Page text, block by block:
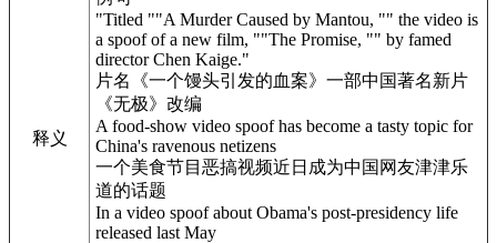
释义
"Titled ""A Murder Caused by Mantou, "" the video is
a spoof of a new film, ""The Promise, "" by famed
director Chen Kaige."
片名《一个馒头引发的血案》一部中国著名新片
《无极》改编
A food-show video spoof has become a tasty topic for
China's ravenous netizens
一个美食节目恶搞视频近日成为中国网友津津乐
道的话题
In a video spoof about Obama's post-presidency life
released last May